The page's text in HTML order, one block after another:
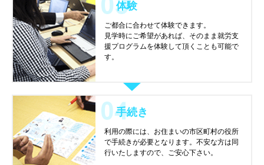
体験
ご都合に合わせて体験できます。
見学時にご希望があれば、そのまま就労支
援プログラムを体験して頂くことも可能で
す。
手続き
利用の際には、お住まいの市区町村の役所
で手続きが必要となります。不安な方は同
行いたしますので、ご安心下さい。